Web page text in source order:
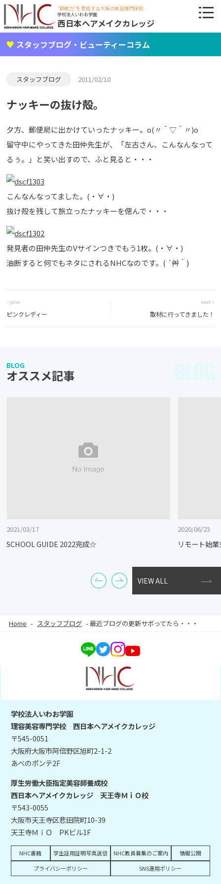
"即戦力"を育成する大阪の美容専門学校
学校法人いわお学園
西日本ヘアメイクカレッジ
スタッフブログ・ビューティーコラム
スタッフブログ 2011/02/10
ナッキーの抜け殻。
夕方、郵便局に出かけていったナッキー。o(〃＾▽＾〃)o
留守中にやってきた田仲先生が、「左古さん、こんなんなって
るぅ。」と笑い出すので、ふと見ると・・・
こんなんなってました。(・∀・)
抜け殻を残して旅立ったナッキーを偲んで・・・
発見者の田仲先生のVサインつきでもう1枚。(・∀・)
油断すると何でもネタにされるNHCなのです。( ´艸｀)
< prev
ピンクレディー
next >
取材に行ってきました！
BLOG
オススメ記事
2021/03/17
SCHOOL GUIDE 2022完成☆
2020/06/23
リモート始
VIEW ALL
Home - スタッフブログ -最近ブログの更新サボってたら・・・
学校法人いわお学園
理容美容専門学校 西日本ヘアメイクカレッジ
〒545-0051
大阪府大阪市阿倍野区旭町2-1-2
あべのポンテ2F
厚生労働大臣指定美容師養成校
西日本ヘアメイクカレッジ 天王寺ＭｉＯ校
〒543-0055
大阪市天王寺区悲田院町10-39
天王寺ＭｉＯ PKビル1F
NHC書籍 学生証用証明写真送信 NHC教員募集のご案内
情報公開
プライバシーポリシー
SNS運用ポリシー